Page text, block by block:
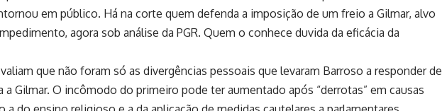
em público. Há na corte quem defenda a imposição de um freio a Gilmar, alvo
agora sob análise da PGR. Quem o conhece duvida da eficácia da
que não foram só as divergências pessoais que levaram Barroso a responder de
a Gilmar. O incômodo do primeiro pode ter aumentado após “derrotas” em causas